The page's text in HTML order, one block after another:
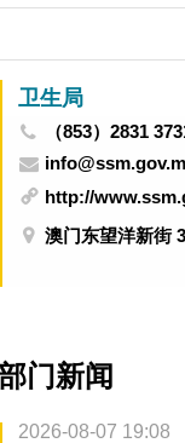
卫生局
（853）2831
http://
澳门东望洋新街
门新闻
2026-08-07 19:08